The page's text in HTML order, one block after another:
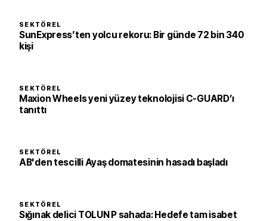
SEKTÖREL
SunExpress’ten yolcu rekoru: Bir günde 72 bin 340
kişi
SEKTÖREL
Maxion Wheels yeni yüzey teknolojisi C-GUARD’ı
tanıttı
SEKTÖREL
AB'den tescilli Ayaş domatesinin hasadı başladı
SEKTÖREL
Sığınak delici TOLUN P sahada: Hedefe tam isabet